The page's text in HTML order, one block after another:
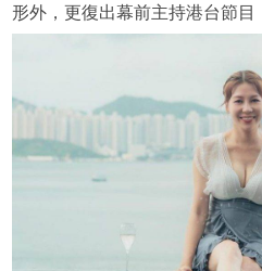
形外，更復出幕前主持港台節目